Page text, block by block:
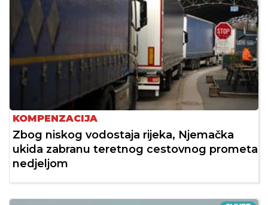
KOMPENZACIJA
Zbog niskog vodostaja rijeka, Njemačka
ukida zabranu teretnog cestovnog prometa
nedjeljom